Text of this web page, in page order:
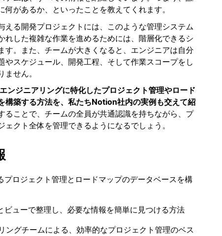
があるか、といったことを教えてくれます。
える開発プロジェクトには、このような管理システム
れした複雑な作業を進めるためには、階層化できるシ
す。また、チームが大きくなると、エンジニアは自分
やスケジュール、開発工程、そして作業スコープをし
せん。
ンジニアリングに特化したプロジェクト管理やロード
構築する方法を、私たちNotion社内の実例も交えて紹
ることで、チームの全員が共通認識を持ちながら、プ
ェクト全体を管理できるようになるでしょう。
プロジェクト管理とロードマップのデータベースを構
ビューで整理し、必要な情報を簡単に見つける方法
ングチームによる、効率的なプロジェクト管理のベス